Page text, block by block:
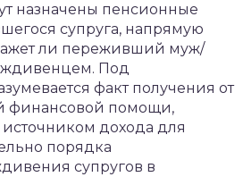
назначены пенсионные
супруга, напрямую
ли переживший муж/
Под
факт получения от
финансовой помощи,
источником дохода для
порядка
супругов в